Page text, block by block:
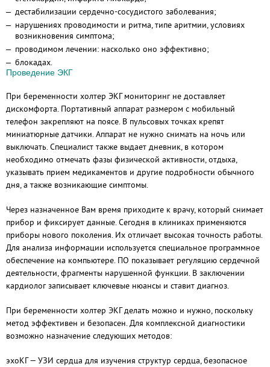
дестабилизации сердечно-сосудистого заболевания;
нарушениях проводимости и ритма, типе аритмии, условиях
возникновения симптома;
проводимом лечении: насколько оно эффективно;
блокадах.
Проведение ЭКГ
При беременности холтер ЭКГ мониторинг не доставляет
дискомфорта. Портативный аппарат размером с мобильный
телефон закрепляют на поясе. В пульсовых точках крепят
миниатюрные датчики. Аппарат не нужно снимать на ночь или
выключать. Специалист также выдает дневник, в котором
необходимо отмечать фазы физической активности, отдыха,
указывать прием медикаментов и другие подробности обычного
дня, а также возникающие симптомы.
Через назначенное Вам время приходите к врачу, который снимает
прибор и фиксирует данные. Сегодня в клиниках применяются
приборы нового поколения. Их отличает высокая точность работы.
Для анализа информации используется специальное программное
обеспечение на компьютере. ПО показывает регуляцию сердечной
деятельности, фрагменты нарушенной функции. В заключении
кардиолог записывает ключевые нюансы и ставит диагноз.
При беременности холтер ЭКГ делать можно и нужно, поскольку
метод эффективен и безопасен. Для комплексной диагностики
возможно назначение следующих методов:
эхоКГ — УЗИ сердца для изучения структур сердца, безопасное